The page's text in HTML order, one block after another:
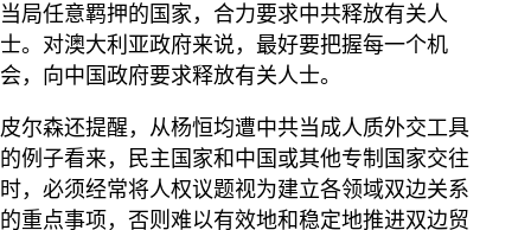
当局任意羁押的国家，合力要求中共释放有关人
士。对澳大利亚政府来说，最好要把握每一个机
会，向中国政府要求释放有关人士。
皮尔森还提醒，从杨恒均遭中共当成人质外交工具
的例子看来，民主国家和中国或其他专制国家交往
时，必须经常将人权议题视为建立各领域双边关系
的重点事项，否则难以有效地和稳定地推进双边贸